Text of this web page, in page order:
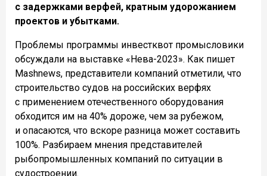
с задержками верфей, кратным удорожанием
проектов и убытками.
Проблемы программы инвестквот промысловики
обсуждали на выставке «Нева-2023». Как пишет
Mashnews, представители компаний отметили, что
строительство судов на российских верфях
с применением отечественного оборудования
обходится им на 40% дороже, чем за рубежом,
и опасаются, что вскоре разница может составить
100%. Разбираем мнения представителей
рыбопромышленных компаний по ситуации в
судостроении.